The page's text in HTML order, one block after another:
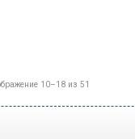
10–18 из 51